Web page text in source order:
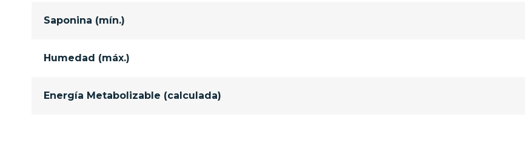
Saponina (mín.)
Humedad (máx.)
Energía Metabolizable (calculada)